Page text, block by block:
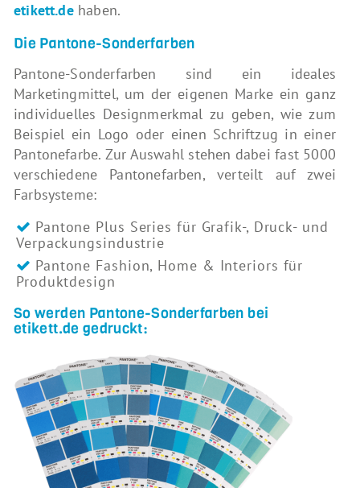
etikett.dehaben.
Die Pantone-Sonderfarben
Pantone-Sonderfarben sind ein ideales
Marketingmittel, um der eigenen Marke ein ganz
individuelles Designmerkmal zu geben, wie zum
Beispiel ein Logo oder einen Schriftzug in einer
Pantonefarbe. Zur Auswahl stehen dabei fast 5000
verschiedene Pantonefarben, verteilt auf zwei
Farbsysteme:
Pantone Plus Series für Grafik-, Druck- und
Verpackungsindustrie
Pantone Fashion, Home & Interiors für
Produktdesign
So werden Pantone-Sonderfarben bei
etikett.de gedruckt: